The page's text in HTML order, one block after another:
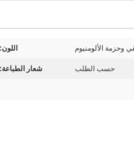
اللون:
حسب الطلب شعار الطباعة: